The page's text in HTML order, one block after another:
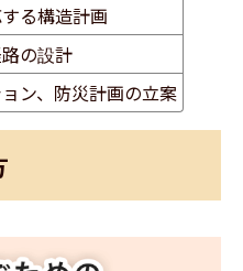
る構造計画
の設計
ン、防災計画の立案